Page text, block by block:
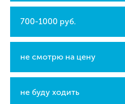
700-1000 руб.
не смотрю на цену
не буду ходить